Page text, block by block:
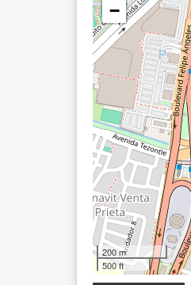
−
200 m
500 ft